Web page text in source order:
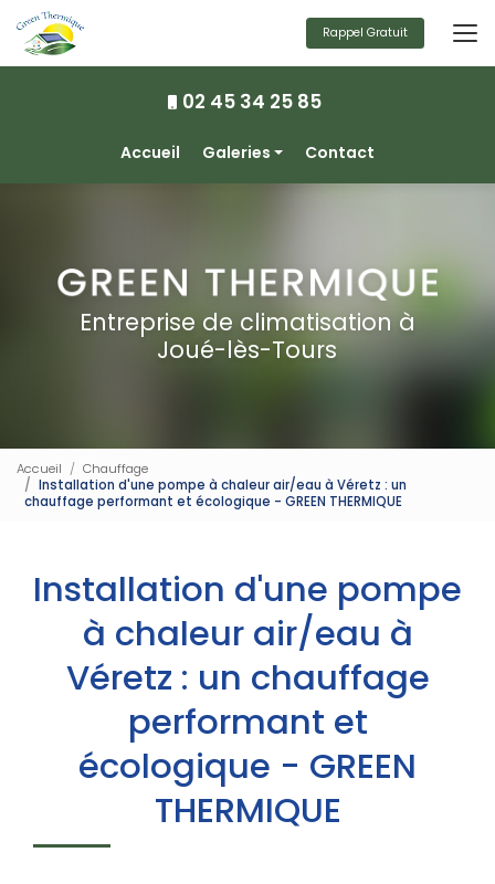
au
contenu
principal
02 45 34 25 85
Accueil
Galeries
Ventilation
Photovoltaïque
Contact
Rappel Gratuit
Entreprise de climatisation à
Joué-lès-Tours
Accueil
Chauffage
Installation d'une pompe à chaleur air/eau à Véretz : un
chauffage performant et écologique - GREEN THERMIQUE
Installation d'une pompe
à chaleur air/eau à
Véretz : un chauffage
performant et
écologique - GREEN
THERMIQUE